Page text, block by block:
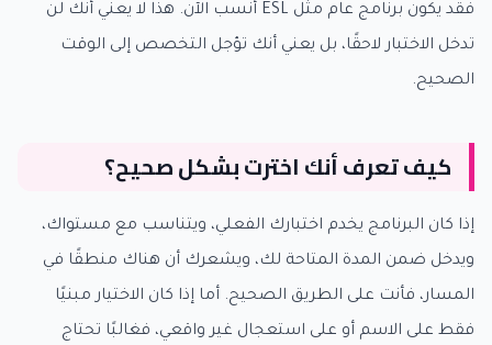
فقد يكون برنامج عام مثل ESL أنسب الآن. هذا لا يعني أنك لن
تدخل الاختبار لاحقًا، بل يعني أنك تؤجل التخصص إلى الوقت
الصحيح.
كيف تعرف أنك اخترت بشكل صحيح؟
إذا كان البرنامج يخدم اختبارك الفعلي، ويتناسب مع مستواك،
ويدخل ضمن المدة المتاحة لك، ويشعرك أن هناك منطقًا في
المسار، فأنت على الطريق الصحيح. أما إذا كان الاختيار مبنيًا
فقط على الاسم أو على استعجال غير واقعي، فغالبًا تحتاج